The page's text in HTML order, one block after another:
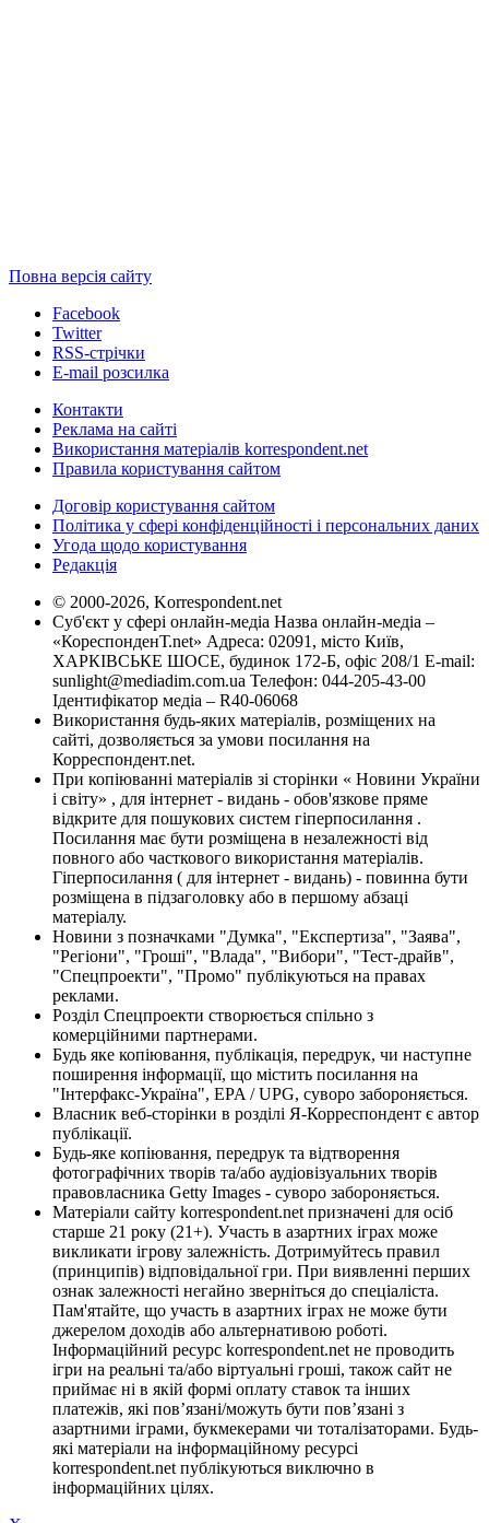
Повна версія сайту
Facebook
Twitter
RSS-стрічки
E-mail розсилка
Контакти
Реклама на сайті
Використання матеріалів korrespondent.net
Правила користування сайтом
Договір користування сайтом
Політика у сфері конфіденційності і персональних даних
Угода щодо користування
Редакція
© 2000-2026, Korrespondent.net
Суб'єкт у сфері онлайн-медіа Назва онлайн-медіа –
«КореспонденТ.net» Адреса: 02091, місто Київ,
ХАРКІВСЬКЕ ШОСЕ, будинок 172-Б, офіс 208/1 E-mail:
sunlight@mediadim.com.ua Телефон: 044-205-43-00
Ідентифікатор медіа – R40-06068
Використання будь-яких матеріалів, розміщених на
сайті, дозволяється за умови посилання на
Корреспондент.net.
При копіюванні матеріалів зі сторінки « Новини України
і світу» , для інтернет - видань - обов'язкове пряме
відкрите для пошукових систем гіперпосилання .
Посилання має бути розміщена в незалежності від
повного або часткового використання матеріалів.
Гіперпосилання ( для інтернет - видань) - повинна бути
розміщена в підзаголовку або в першому абзаці
матеріалу.
Новини з позначками "Думка", "Експертиза", "Заява",
"Регіони", "Гроші", "Влада", "Вибори", "Тест-драйв",
"Спецпроекти", "Промо" публікуються на правах
реклами.
Розділ Спецпроекти створюється спільно з
комерційними партнерами.
Будь яке копіювання, публікація, передрук, чи наступне
поширення інформації, що містить посилання на
"Інтерфакс-Україна", EPA / UPG, суворо забороняється.
Власник веб-сторінки в розділі Я-Корреспондент є автор
публікації.
Будь-яке копіювання, передрук та відтворення
фотографічних творів та/або аудіовізуальних творів
правовласника Getty Images - суворо забороняється.
Матеріали сайту korrespondent.net призначені для осіб
старше 21 року (21+). Участь в азартних іграх може
викликати ігрову залежність. Дотримуйтесь правил
(принципів) відповідальної гри. При виявленні перших
ознак залежності негайно зверніться до спеціаліста.
Пам'ятайте, що участь в азартних іграх не може бути
джерелом доходів або альтернативою роботі.
Інформаційний ресурс korrespondent.net не проводить
ігри на реальні та/або віртуальні гроші, також сайт не
приймає ні в якій формі оплату ставок та інших
платежів, які пов’язані/можуть бути пов’язані з
азартними іграми, букмекерами чи тоталізаторами. Будь-
які матеріали на інформаційному ресурсі
korrespondent.net публікуються виключно в
інформаційних цілях.